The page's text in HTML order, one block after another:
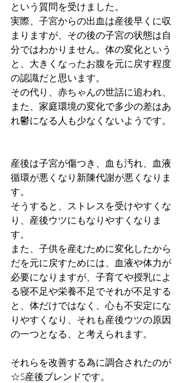
という質問を受けました。
実際、子宮からの出血は産後早くに収
まりますが、その後の子宮の状態は自
分ではわかりません。体の変化という
と、大きくなったお腹を元に戻す程度
の認識だと思います。
その代り、赤ちゃんの世話に追われ、
また、家庭環境の変化で多少の差はあ
れ鬱になる人も少なくないようです。
産後は子宮が傷つき、血も汚れ、血液
循環が悪くなり新陳代謝が悪くなりま
す。
そうすると、ストレスを受けやすくな
り、産後ウツにもなりやすくなりま
す。
また、子供を産むために変化したから
だを元に戻すためには、血液や体力が
必要になりますが、子育てや授乳によ
る寝不足や栄養不足でそれが不足する
と、体だけではなく、心も不安定にな
りやすくなり、それも産後ウツの原因
の一つとなる、と考えられます。
それらを改善する為に調合されたのが
☆S産後ブレンドです。